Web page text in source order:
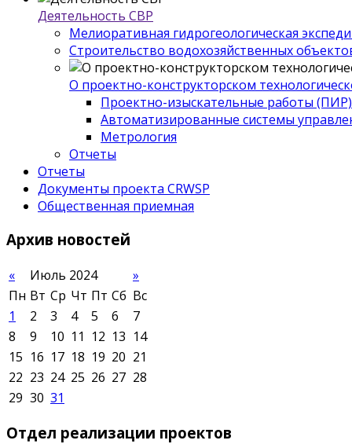
Деятельность СВР
Мелиоративная гидрогеологическая
Строительство водохозяйственных
О проектно-конструкторском
Проектно-изыскательные работы (ПИР)
Автоматизированные системы
Метрология
Отчеты
Отчеты
Документы проекта CRWSP
Общественная приемная
Архив новостей
« Июль 2024
»
Пн Вт Ср Чт Пт Сб Вс
1
2 3 4 5 6
7
8
9 10 11 12 13 14
15 16 17 18 19 20 21
22 23 24 25 26 27 28
29 30 31
Отдел реализации проектов